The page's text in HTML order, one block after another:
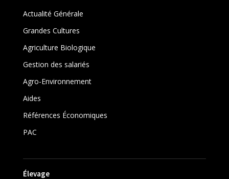
Actualité Générale
Grandes Cultures
Agriculture Biologique
Gestion des salariés
Agro-Environnement
Aides
Références Économiques
PAC
Élevage